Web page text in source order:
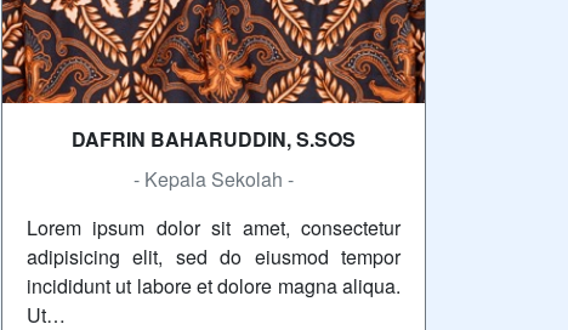
DAFRIN BAHARUDDIN, S.SOS
- Kepala Sekolah -
Lorem ipsum dolor sit amet, consectetur
adipisicing elit, sed do eiusmod tempor
incididunt ut labore et dolore magna aliqua.
Ut…